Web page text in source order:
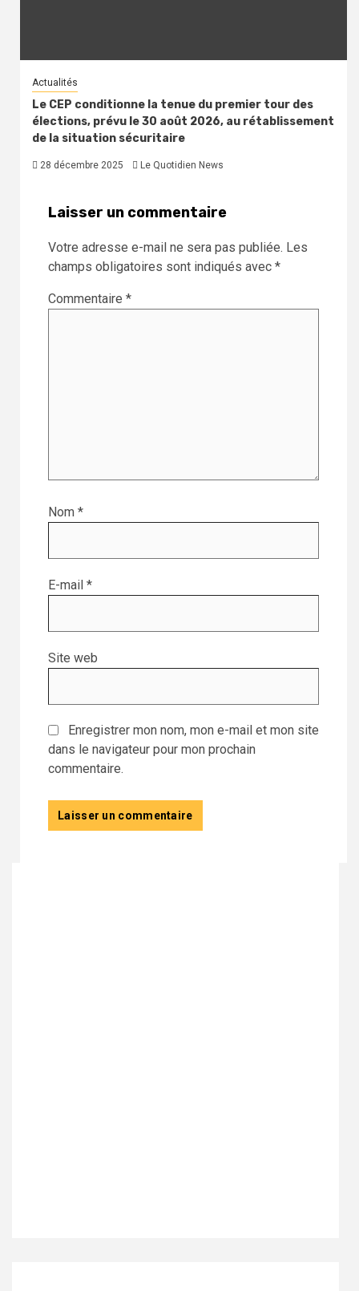
Actualités
Le CEP conditionne la tenue du premier tour des
élections, prévu le 30 août 2026, au rétablissement
de la situation sécuritaire
28 décembre 2025 Le Quotidien News
Laisser un commentaire
Votre adresse e-mail ne sera pas publiée. Les
champs obligatoires sont indiqués avec *
Commentaire *
Nom *
E-mail *
Site web
Enregistrer mon nom, mon e-mail et mon site
dans le navigateur pour mon prochain
commentaire.